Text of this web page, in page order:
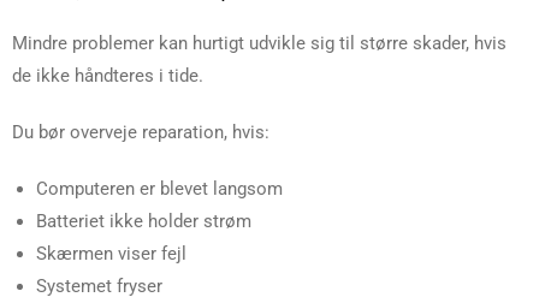
Mindre problemer kan hurtigt udvikle sig til større skader, hvis
de ikke håndteres i tide.
Du bør overveje reparation, hvis:
Computeren er blevet langsom
Batteriet ikke holder strøm
Skærmen viser fejl
Systemet fryser